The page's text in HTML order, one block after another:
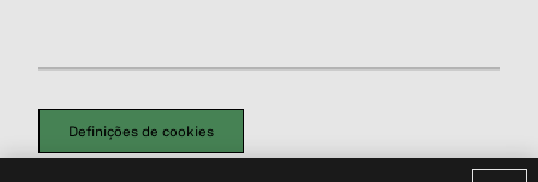
Definições de cookies